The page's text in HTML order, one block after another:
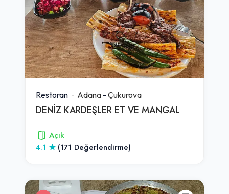
Restoran Adana - Çukurova
DENİZ KARDEŞLER ET VE MANGAL
Açık
4.1
(171 Değerlendirme)